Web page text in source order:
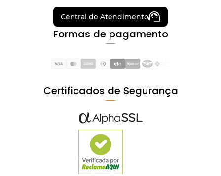
Central de Atendimento
Formas de pagamento
Certificados de Segurança